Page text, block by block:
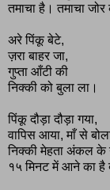
तमाचा है। तमाचा
अरे पिंकू बेटे,
ज़रा बाहर जा,
गुप्ता आँटी की
निक्की को बुला ला।
पिंकू दौड़ा दौड़ा गया,
वापिस आया, माँ से
निक्की मेहता अंकल के
१५ मिनट में आने का है